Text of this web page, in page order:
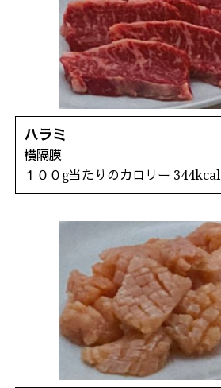
ハラミ
横隔膜
１００g当たりのカロリー 344kcal